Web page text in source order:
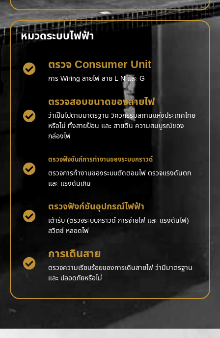
หมวดระบบไฟฟ้า
ตรวจ Consumer Unit
การ Wiring สายไฟ สาย L N และ G
ตรวจสอบขนาดของสายไฟ
ว่าเป็นไปตามมาตรฐาน วิศวกรรมสถานแห่งประเทศไทย
หรือไม่ ทั้งสายป้อน และ สายดิน ความสมบูรณ์ของ
กล่องไฟ
ตรวจฟังชันก์การทำงานของระบบกราวด์
ตรวจการทำงานของระบบตัดตอนไฟ ตรวจแรงดันตก
และ แรงดันเกิน
ตรวจฟังก์ชันอุปกรณ์ไฟฟ้า
เต้ารับ (ตรวจระบบกราวด์ การจ่ายไฟ และ แรงดันไฟ)
สวิตช์ หลอดไฟ
การเดินสาย
ตรวจความเรียบร้อยของการเดินสายไฟ ว่ามีมาตรฐาน
และ ปลอดภัยหรือไม่